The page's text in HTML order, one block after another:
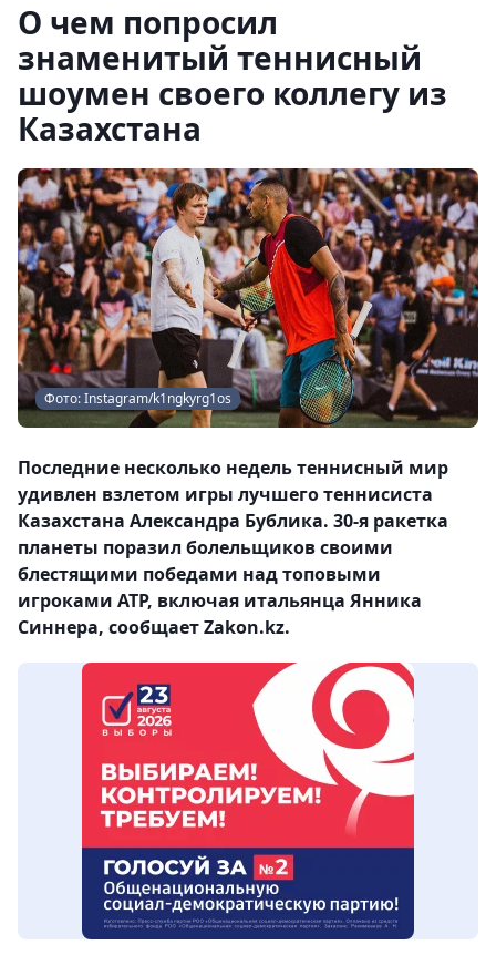
О чем попросил
знаменитый теннисный
шоумен своего коллегу из
Казахстана
Фото: Instagram/k1ngkyrg1os
Последние несколько недель теннисный мир
удивлен взлетом игры лучшего теннисиста
Казахстана Александра Бублика. 30-я ракетка
планеты поразил болельщиков своими
блестящими победами над топовыми
игроками ATP, включая итальянца Янника
Синнера, сообщает Zakon.kz.